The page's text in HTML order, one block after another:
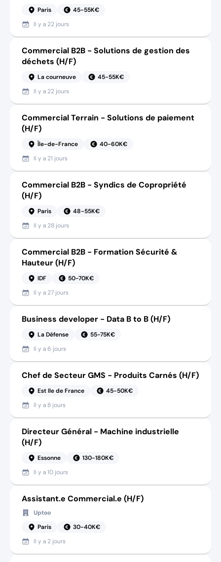
Paris
45-55K€
Il y a 22 jours
Commercial B2B - Solutions de gestion des
déchets (H/F)
La courneuve
45-55K€
Il y a 22 jours
Commercial Terrain - Solutions de paiement
(H/F)
Île-de-France
40-60K€
Il y a 21 jours
Commercial B2B - Syndics de Copropriété
(H/F)
Paris
48-55K€
Il y a 28 jours
Commercial B2B - Formation Sécurité &
Hauteur (H/F)
IDF
50-70K€
Il y a 27 jours
Business developer - Data B to B (H/F)
La Défense
55-75K€
Il y a6 jours
Chef de Secteur GMS - Produits Carnés (H/F)
Est Ile de France
45-50K€
Il y a 8 jours
Directeur Général - Machine industrielle
(H/F)
Essonne
130-180K€
Il y a10 jours
Assistant.e Commercial.e (H/F)
Uptoo
Paris
30-40K€
Il y a 2 jours